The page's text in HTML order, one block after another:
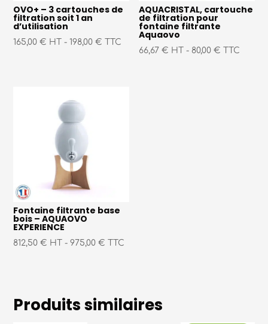
OVO+ – 3 cartouches de
filtration soit 1 an
d’utilisation
165,00 € HT -198,00 € TTC
AQUACRISTAL, cartouche
de filtration pour
fontaine filtrante
Aquaovo
66,67 € HT - 80,00 € TTC
Fontaine filtrante base
bois – AQUAOVO
EXPERIENCE
812,50 € HT -975,00 € TTC
Produits similaires